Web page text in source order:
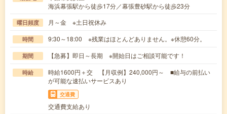
海浜幕張駅から徒歩17分／幕張豊砂駅から徒歩23分
曜日頻度 月～金 ※土日祝休み
時間 9:30～18:00 ※残業はほとんどありません。※休憩60分。
期間 【急募】即日～長期 ※開始日はご相談可能です！
時給
時給1600円＋交 【月収例】240,000円～ ■給与の前払い
が可能な速払いサービスあり
交通費
交通費支給あり